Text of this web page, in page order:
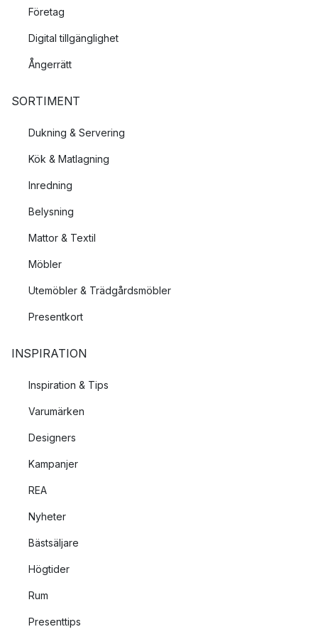
Företag
Digital tillgänglighet
Ångerrätt
SORTIMENT
Dukning & Servering
Kök & Matlagning
Inredning
Belysning
Mattor & Textil
Möbler
Utemöbler & Trädgårdsmöbler
Presentkort
INSPIRATION
Inspiration & Tips
Varumärken
Designers
Kampanjer
REA
Nyheter
Bästsäljare
Högtider
Rum
Presenttips